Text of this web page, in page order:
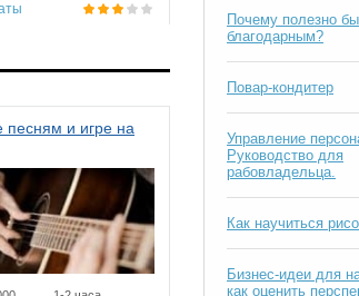
песням и игре на
Почему полезно
благодарным?
Повар-кондитер
Управление
Руководство для
рабовладельца.
Как научиться
Бизнес-идеи для
как оценить